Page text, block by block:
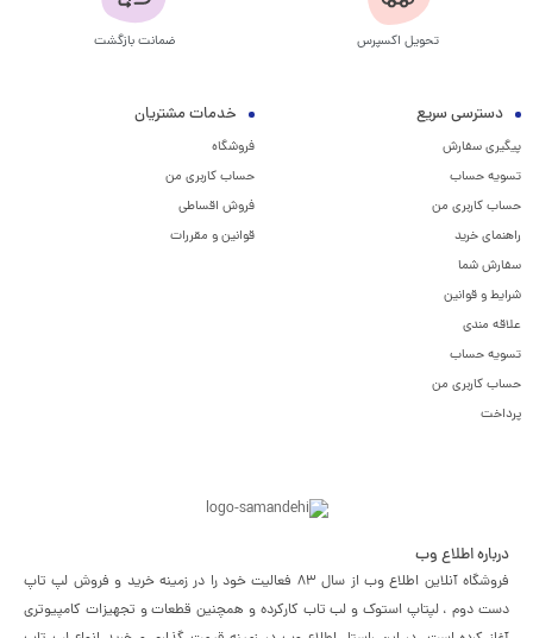
تحویل اکسپرس ضمانت بازگشت
دسترسی سریع
پیگیری سفارش
تسویه حساب
حساب کاربری من
راهنمای خرید
سفارش شما
شرایط و قوانین
علاقه مندی
تسویه حساب
حساب کاربری من
پرداخت
خدمات مشتریان
فروشگاه
حساب کاربری من
فروش اقساطی
قوانین و مقررات
درباره اطلاع وب
فروشگاه آنلاین اطلاع وب از سال 83 فعالیت خود را در زمینه خرید و فروش لپ تاپ
دست دوم ، لپتاپ استوک و لب تاب کارکرده و همچنین قطعات و تجهیزات کامپیوتری